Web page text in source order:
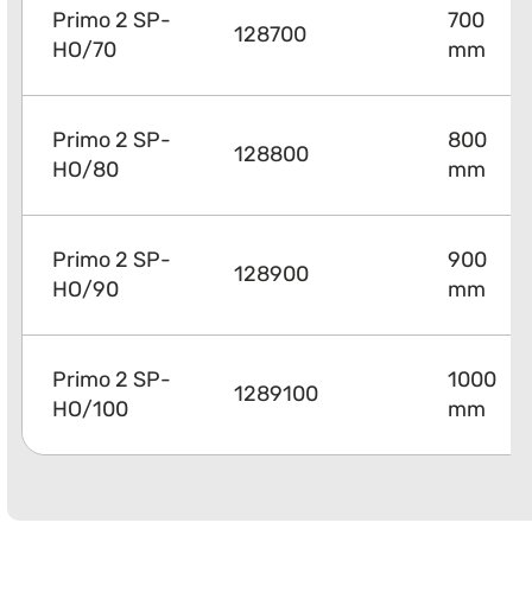
Primo 2 SP-
HO/70
128700
700
mm
Primo 2 SP-
HO/80
128800
800
mm
Primo 2 SP-
HO/90
128900
900
mm
Primo 2 SP-
HO/100
1289100
1000
mm